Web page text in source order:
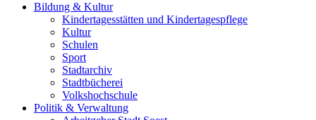
Bildung & Kultur
Kindertagesstätten und Kindertagespflege
Kultur
Schulen
Sport
Stadtarchiv
Stadtbücherei
Volkshochschule
Politik & Verwaltung